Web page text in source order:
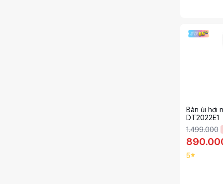
Bàn ủi hơi
DT2022E1
1.499.000
5